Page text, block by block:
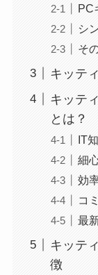
PC
シ
そ
キッテ
キッテ
とは？
IT
細
効
コ
最
キッテ
徴